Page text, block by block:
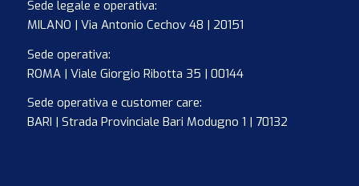
Sede legale e operativa:
MILANO | Via Antonio Cechov 48 | 20151
Sede operativa:
ROMA | Viale Giorgio Ribotta 35 | 00144
Sede operativa e customer care:
BARI | Strada Provinciale Bari Modugno 1 | 70132